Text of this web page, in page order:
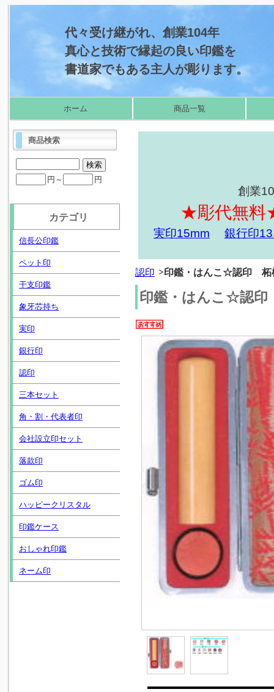
代々受け継がれ、創業104年
真心と技術で縁起の良い印鑑を
書道家でもある主人が彫ります。
ホーム 商品一覧
創業
★彫代無料
実印15mm 銀行印
認印 印鑑・はんこ☆認印 柘
印鑑・はんこ☆認
商品検索
円～ 円
カテゴリ
信長公印鑑
ペット印
干支印鑑
象牙芯持ち
実印
銀行印
認印
三本セット
角・割・代表者印
会社設立印セット
落款印
ゴム印
ハッピークリスタル
印鑑ケース
おしゃれ印鑑
ネーム印